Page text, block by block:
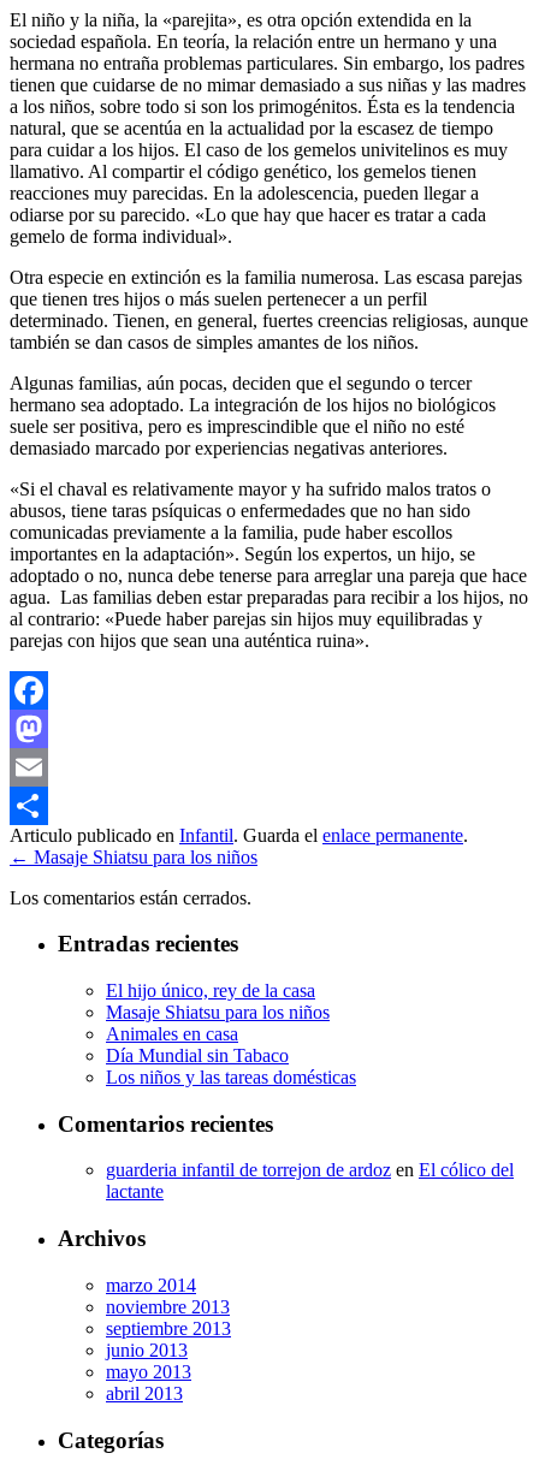
El niño y la niña, la «parejita», es otra opción extendida en la
sociedad española. En teoría, la relación entre un hermano y una
hermana no entraña problemas particulares. Sin embargo, los padres
tienen que cuidarse de no mimar demasiado a sus niñas y las madres
a los niños, sobre todo si son los primogénitos. Ésta es la tendencia
natural, que se acentúa en la actualidad por la escasez de tiempo
para cuidar a los hijos. El caso de los gemelos univitelinos es muy
llamativo. Al compartir el código genético, los gemelos tienen
reacciones muy parecidas. En la adolescencia, pueden llegar a
odiarse por su parecido. «Lo que hay que hacer es tratar a cada
gemelo de forma individual».
Otra especie en extinción es la familia numerosa. Las escasa parejas
que tienen tres hijos o más suelen pertenecer a un perfil
determinado. Tienen, en general, fuertes creencias religiosas, aunque
también se dan casos de simples amantes de los niños.
Algunas familias, aún pocas, deciden que el segundo o tercer
hermano sea adoptado. La integración de los hijos no biológicos
suele ser positiva, pero es imprescindible que el niño no esté
demasiado marcado por experiencias negativas anteriores.
«Si el chaval es relativamente mayor y ha sufrido malos tratos o
abusos, tiene taras psíquicas o enfermedades que no han sido
comunicadas previamente a la familia, pude haber escollos
importantes en la adaptación». Según los expertos, un hijo, se
adoptado o no, nunca debe tenerse para arreglar una pareja que hace
agua. Las familias deben estar preparadas para recibir a los hijos, no
al contrario: «Puede haber parejas sin hijos muy equilibradas y
parejas con hijos que sean una auténtica ruina».
Facebook
Mastodon
Email
Compartir
Articulo publicado en Infantil. Guarda el enlace permanente.
← Masaje Shiatsu para los niños
Los comentarios están cerrados.
Entradas recientes
El hijo único, rey de la casa
Masaje Shiatsu para los niños
Animales en casa
Día Mundial sin Tabaco
Los niños y las tareas domésticas
Comentarios recientes
guarderia infantil de torrejon de ardoz en El cólico del
lactante
Archivos
marzo 2014
noviembre 2013
septiembre 2013
junio 2013
mayo 2013
abril 2013
Categorías